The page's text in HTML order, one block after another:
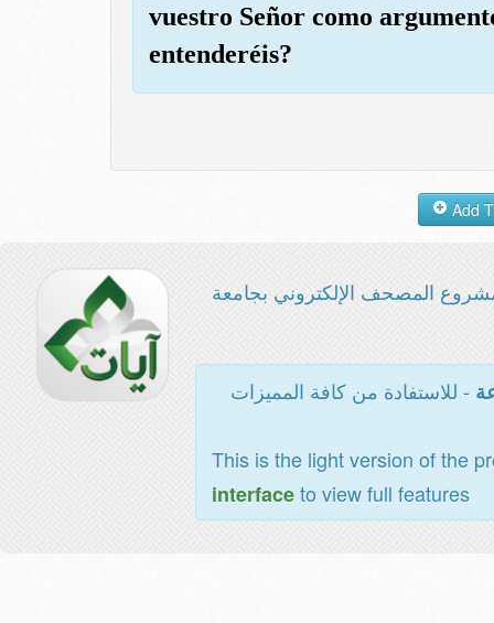
vuestro Señor como
entenderéis?
المصحف الإلكتروني بجامعة
- للاستفادة من كافة المميزات
This is the light version of the
interfaceto view full features